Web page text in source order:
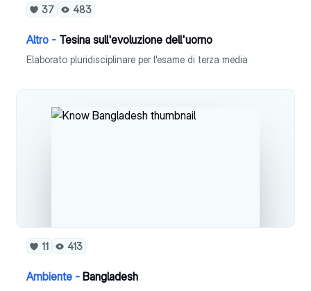
37 483
Altro - Tesina sull'evoluzione dell'uomo
Elaborato pluridisciplinare per l'esame di terza media
11 413
Ambiente - Bangladesh